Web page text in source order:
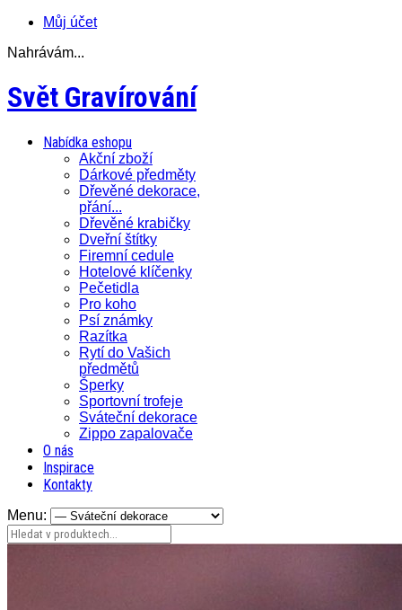
Můj účet
Nahrávám...
Svět Gravírování
Nabídka eshopu
Akční zboží
Dárkové předměty
Dřevěné dekorace,
přání...
Dřevěné krabičky
Dveřní štítky
Firemní cedule
Hotelové klíčenky
Pečetidla
Pro koho
Psí známky
Razítka
Rytí do Vašich
předmětů
Šperky
Sportovní trofeje
Sváteční dekorace
Zippo zapalovače
O nás
Inspirace
Kontakty
Menu: